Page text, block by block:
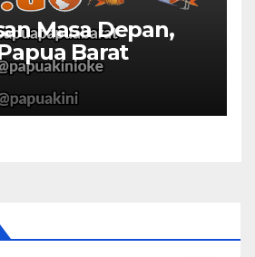
Masa Depan,
Barat
RKPD 2027